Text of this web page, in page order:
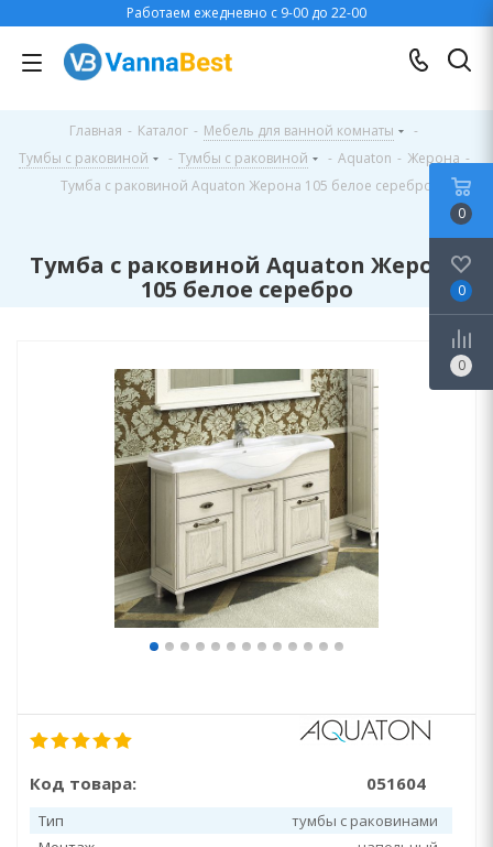
Работаем ежедневно с 9-00 до 22-00
Главная - Каталог - Мебель для ванной комнаты
-
Тумбы с раковиной
- Тумбы с раковиной - Aquaton - Жерона -
Тумба с раковиной Aquaton Жерона 105 белое серебро
Тумба с раковиной Aquaton Жерона
105 белое серебро
Код товара: 051604
Тип
тумбы с раковинами
0
0
0